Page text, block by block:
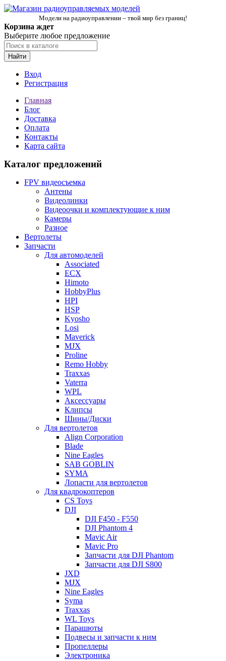
Модели на радиоуправлении – твой мир без границ!
Корзина ждет
Выберите любое предложение
Найти
Вход
Регистрация
Главная
Блог
Доставка
Оплата
Контакты
Карта сайта
Каталог предложений
FPV видеосъемка
Антены
Видеолинки
Видеоочки и комплектующие к ним
Камеры
Разное
Вертолеты
Запчасти
Для автомоделей
Associated
ECX
Himoto
HobbyPlus
HPI
HSP
Kyosho
Losi
Maverick
MJX
Proline
Remo Hobby
Traxxas
Vaterra
WPL
Аксессуары
Клипсы
Шины/Диски
Для вертолетов
Align Corporation
Blade
Nine Eagles
SAB GOBLIN
SYMA
Лопасти для вертолетов
Для квадрокоптеров
CS Toys
DJI
DJI F450 - F550
DJI Phantom 4
Mavic Air
Mavic Pro
Запчасти для DJI Phantom
Запчасти для DJI S800
JXD
MJX
Nine Eagles
Syma
Traxxas
WL Toys
Парашюты
Подвесы и запчасти к ним
Пропеллеры
Электроника